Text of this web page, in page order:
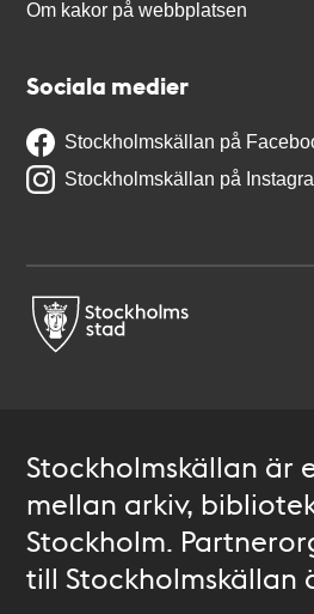
Om kakor på webbplatsen
Sociala medier
Stockholmskällan på
Stockholmskällan på
Stockholmskällan är
mellan arkiv,
Stockholm.
till Stockholmskällan